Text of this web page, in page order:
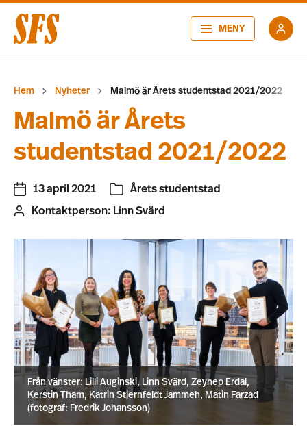
MENY
Hem Nyheter Malmö är Årets studentstad 2021/2022
Malmö är Årets
studentstad 2021/2022
13 april 2021
Årets studentstad
Kontaktperson: Linn Svärd
Från vänster: Lilli Auginski, Linn Svärd, Zeynep Erdal,
Kerstin Tham, Katrin Stjernfeldt Jammeh, Matin Farzad
(fotograf: Fredrik Johansson)